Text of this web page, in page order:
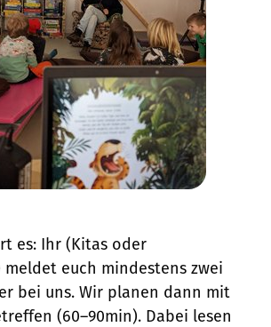
es: Ihr (Kitas oder
meldet euch mindestens zwei
bei uns. Wir planen dann mit
(60–90min). Dabei lesen